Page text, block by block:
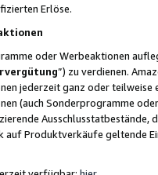
Erlöse.
oder Werbeaktionen
”) zu verdienen.
jederzeit ganz oder
(auch Sonderprogramme
Ausschlusstatbestände,
Produktverkäufe geltende